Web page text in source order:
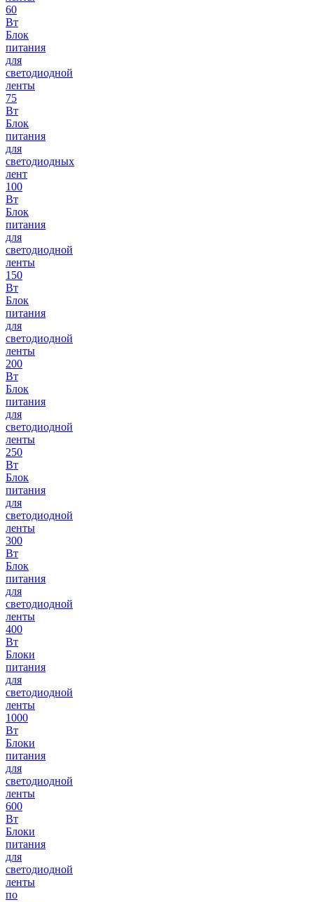
60
Вт
Блок
питания
для
светодиодной
ленты
75
Вт
Блок
питания
для
светодиодных
лент
100
Вт
Блок
питания
для
светодиодной
ленты
150
Вт
Блок
питания
для
светодиодной
ленты
200
Вт
Блок
питания
для
светодиодной
ленты
250
Вт
Блок
питания
для
светодиодной
ленты
300
Вт
Блок
питания
для
светодиодной
ленты
400
Вт
Блоки
питания
для
светодиодной
ленты
1000
Вт
Блоки
питания
для
светодиодной
ленты
600
Вт
Блоки
питания
для
светодиодной
ленты
по